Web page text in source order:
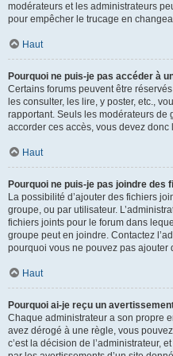
modérateurs et les administrateurs
pour empêcher le trucage en
Haut
Pourquoi ne puis-je pas accéder à
Certains forums peuvent être
les consulter, les lire, y poster, etc.,
rapportant. Seuls les modérateurs de
accorder ces accès, vous devez donc
Haut
Pourquoi ne puis-je pas joindre des
La possibilité d’ajouter des fichiers
groupe, ou par utilisateur.
fichiers joints pour le forum dans
groupe peut en joindre. Contactez
pourquoi vous ne pouvez pas ajouter
Haut
Pourquoi ai-je reçu un
Chaque administrateur a son propre
avez dérogé à une règle, vous
c’est la décision de l’administrateur,